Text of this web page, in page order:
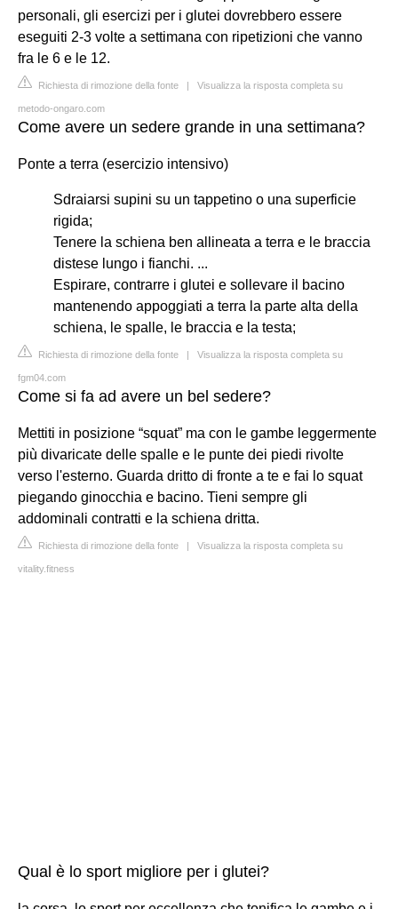
personali, gli esercizi per i glutei dovrebbero essere
eseguiti 2-3 volte a settimana con ripetizioni che vanno
fra le 6 e le 12.
Richiesta di rimozione della fonte | Visualizza la risposta completa su
metodo-ongaro.com
Come avere un sedere grande in una settimana?
Ponte a terra (esercizio intensivo)
Sdraiarsi supini su un tappetino o una superficie
rigida;
Tenere la schiena ben allineata a terra e le braccia
distese lungo i fianchi. ...
Espirare, contrarre i glutei e sollevare il bacino
mantenendo appoggiati a terra la parte alta della
schiena, le spalle, le braccia e la testa;
Richiesta di rimozione della fonte | Visualizza la risposta completa su
fgm04.com
Come si fa ad avere un bel sedere?
Mettiti in posizione “squat” ma con le gambe leggermente
più divaricate delle spalle e le punte dei piedi rivolte
verso l'esterno. Guarda dritto di fronte a te e fai lo squat
piegando ginocchia e bacino. Tieni sempre gli
addominali contratti e la schiena dritta.
Richiesta di rimozione della fonte | Visualizza la risposta completa su
vitality.fitness
Qual è lo sport migliore per i glutei?